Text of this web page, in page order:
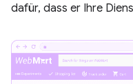
dafür, dass er Ihre